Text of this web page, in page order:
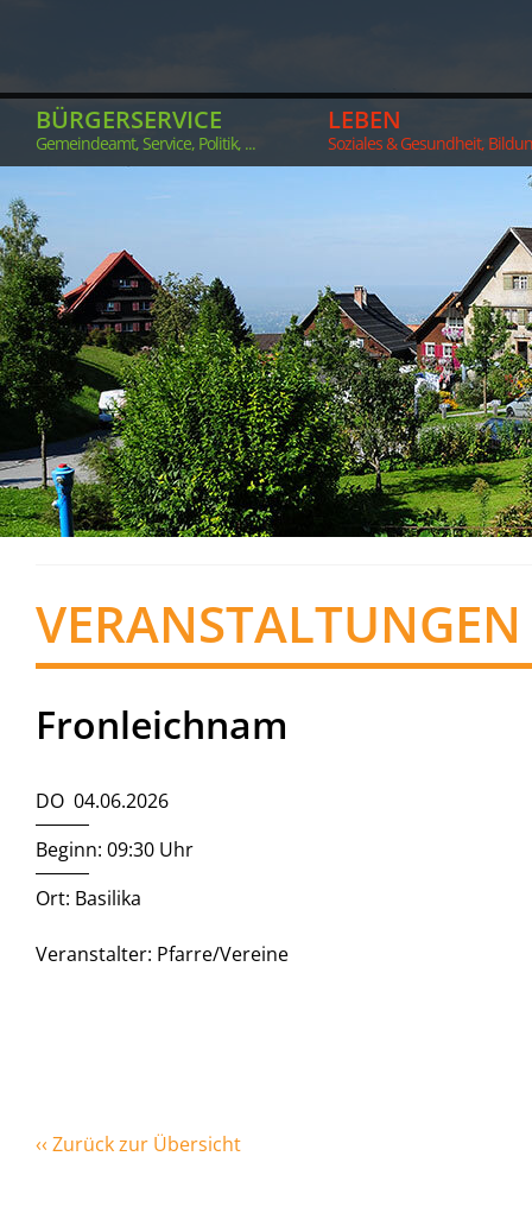
BÜRGERSERVICE
Gemeindeamt, Service, Politik, ...
LEBEN
Soziales & Gesundheit,
VERANSTALTUNGEN
Fronleichnam
DO 04.06.2026
Beginn: 09:30 Uhr
Ort: Basilika
Veranstalter: Pfarre/Vereine
‹‹ Zurück zur Übersicht